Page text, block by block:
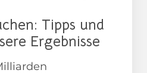
Tipps und
Ergebnisse